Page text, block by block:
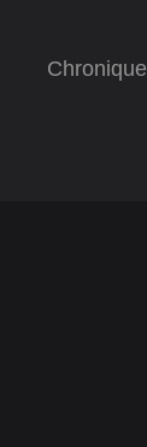
Chronique